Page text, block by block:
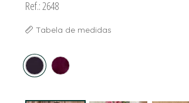
Ref.: 2648
Tabela de medidas